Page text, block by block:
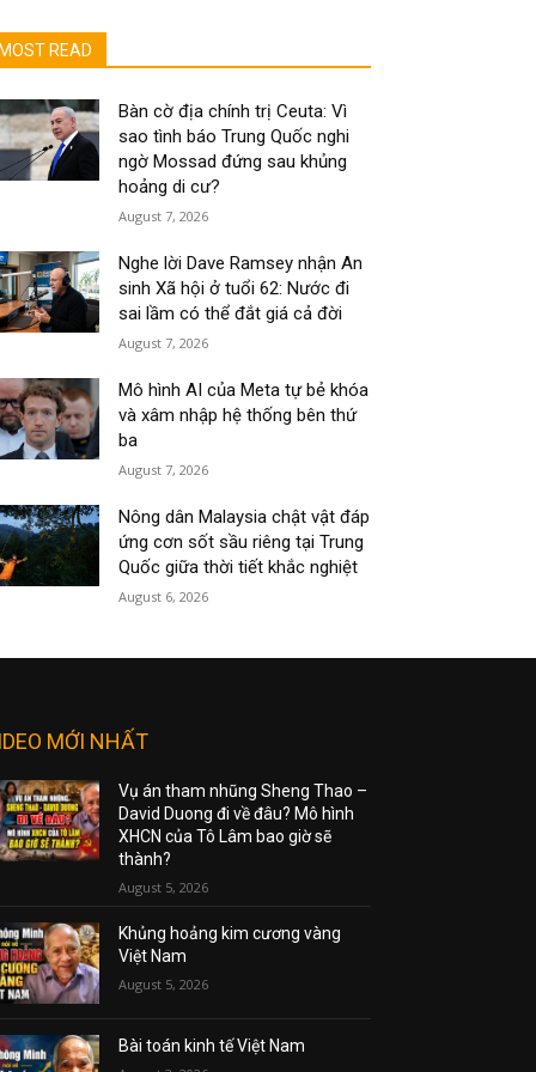
MOST READ
Bàn cờ địa chính trị Ceuta: Vì
sao tình báo Trung Quốc nghi
ngờ Mossad đứng sau khủng
hoảng di cư?
August 7, 2026
Nghe lời Dave Ramsey nhận An
sinh Xã hội ở tuổi 62: Nước đi
sai lầm có thể đắt giá cả đời
August 7, 2026
Mô hình AI của Meta tự bẻ khóa
và xâm nhập hệ thống bên thứ
ba
August 7, 2026
Nông dân Malaysia chật vật đáp
ứng cơn sốt sầu riêng tại Trung
Quốc giữa thời tiết khắc nghiệt
August 6, 2026
MỚI NHẤT
Vụ án tham nhũng Sheng Thao –
David Duong đi về đâu? Mô hình
XHCN của Tô Lâm bao giờ sẽ
thành?
August 5, 2026
Khủng hoảng kim cương vàng
Việt Nam
August 5, 2026
Bài toán kinh tế Việt Nam